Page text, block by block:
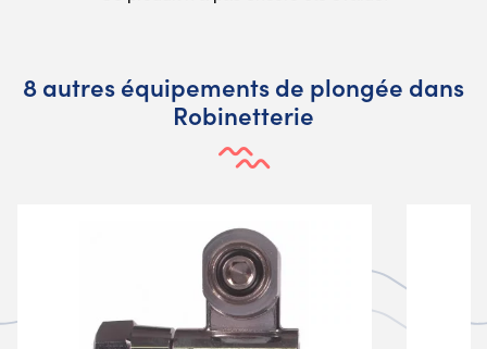
8 autres équipements de plongée dans
Robinetterie